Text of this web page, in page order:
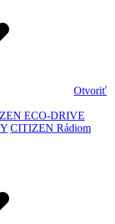
Otvoriť
ECO-DRIVE
CITIZEN Rádiom